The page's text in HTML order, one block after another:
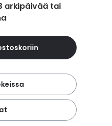
arkipäivää tai